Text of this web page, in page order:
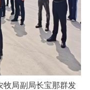
牧局副局长宝那群发